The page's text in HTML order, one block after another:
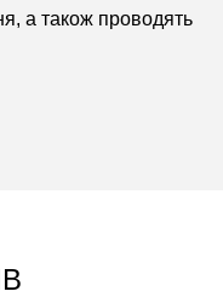
а також проводять